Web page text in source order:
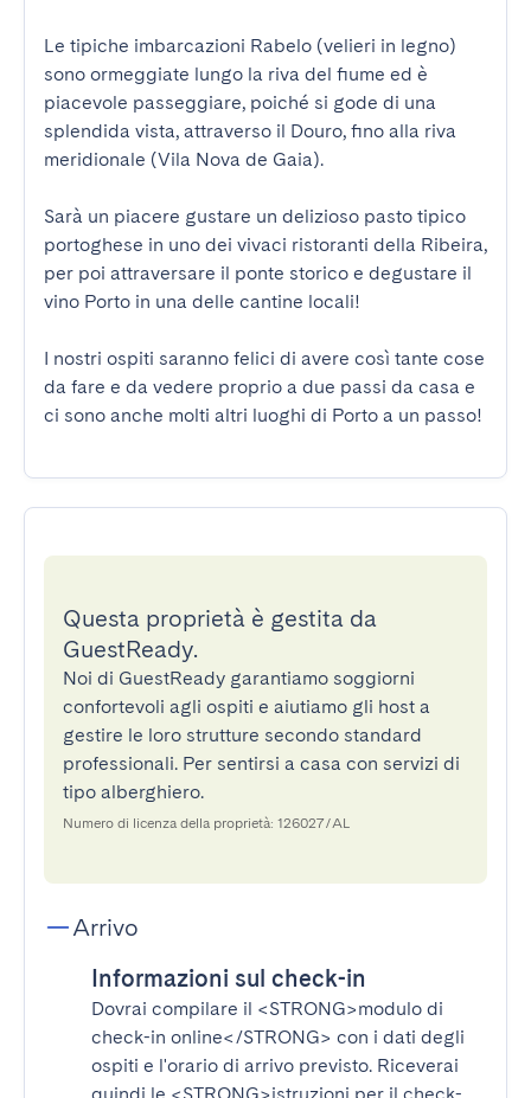
Le tipiche imbarcazioni Rabelo (velieri in legno)
sono ormeggiate lungo la riva del fiume ed è
piacevole passeggiare, poiché si gode di una
splendida vista, attraverso il Douro, fino alla riva
meridionale (Vila Nova de Gaia).
Sarà un piacere gustare un delizioso pasto tipico
portoghese in uno dei vivaci ristoranti della Ribeira,
per poi attraversare il ponte storico e degustare il
vino Porto in una delle cantine locali!
I nostri ospiti saranno felici di avere così tante cose
da fare e da vedere proprio a due passi da casa e
ci sono anche molti altri luoghi di Porto a un passo!
Questa proprietà è gestita da
GuestReady.
Noi di GuestReady garantiamo soggiorni
confortevoli agli ospiti e aiutiamo gli host a
gestire le loro strutture secondo standard
professionali. Per sentirsi a casa con servizi di
tipo alberghiero.
Numero di licenza della proprietà: 126027/AL
Arrivo
Informazioni sul check-in
Dovrai compilare il <STRONG>modulo di
check-in online</STRONG> con i dati degli
ospiti e l'orario di arrivo previsto. Riceverai